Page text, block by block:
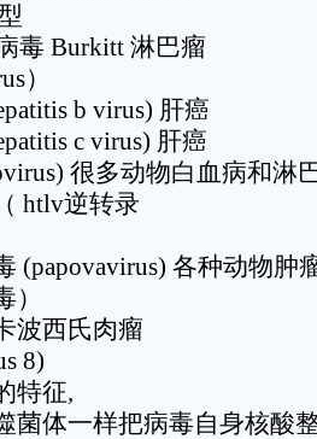
毒 Burkitt 淋巴瘤
）
b virus) 肝癌
c virus) 肝癌
很多动物白血病和淋
htlv逆转录
(papovavirus) 各种动物肿
）
波西氏肉瘤
8)
特征,
菌体一样把病毒自身核酸